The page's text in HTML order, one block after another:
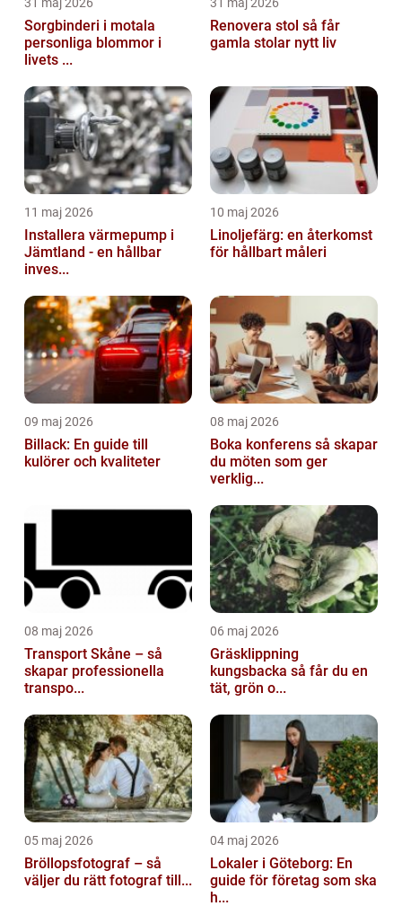
Sorgbinderi i motala
personliga blommor i
livets ...
Renovera stol så får
gamla stolar nytt liv
11 maj 2026
Installera värmepump i
Jämtland - en hållbar
inves...
10 maj 2026
Linoljefärg: en återkomst
för hållbart måleri
09 maj 2026
Billack: En guide till
kulörer och kvaliteter
08 maj 2026
Boka konferens så skapar
du möten som ger
verklig...
08 maj 2026
Transport Skåne – så
skapar professionella
transpo...
06 maj 2026
Gräsklippning
kungsbacka så får du en
tät, grön o...
05 maj 2026
Bröllopsfotograf – så
väljer du rätt fotograf till...
04 maj 2026
Lokaler i Göteborg: En
guide för företag som ska
h...